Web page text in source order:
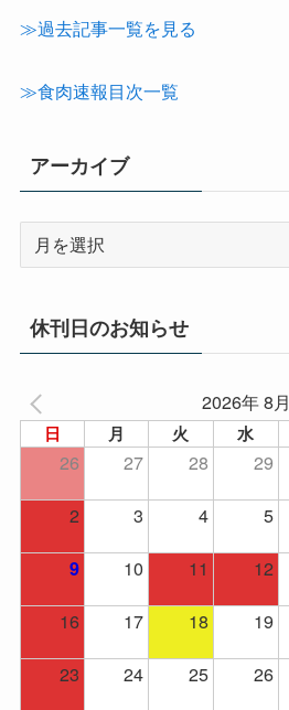
テ
≫過去記事一覧を見る
≫食肉速報目次一覧
アーカイブ
イ
ブ
休刊日のお知らせ
2026年 8月
日 月 火 水
26 27 28 29
2
3 4 5
9 10 11 12
16
17 18 19
23
24 25 26